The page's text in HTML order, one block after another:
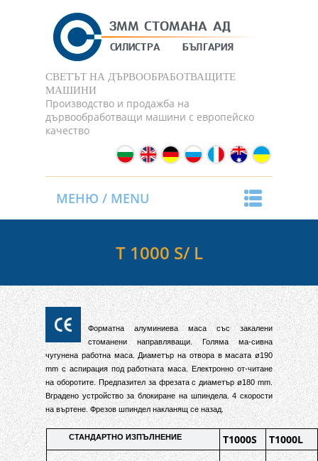
СВЕТЪТ НА ДЪРВООБРАБОТВАЩИТЕ
МАШИНИ
Производство и продажба на
дървообработващи машини с европейско
качество
МЕНЮ / MENU
T 1000 S/ L
Форматна алуминиева маса със закалени
стоманени направляващи.Голяма ма-сивна
чугунена работна маса. Диаметър на отворав масата ø190
mm с аспирация под работната маса.Електронно от-читане
на оборотите. Предпазител за фрезата с диаметърø180mm.
Вградено устройство за блокиране на шпиндела.4 скорости
на въртене .Фрезов шпиндел накланящ се назад.
СТАНДАРТНО ИЗПЪЛНЕНИЕ T1000S T1000L